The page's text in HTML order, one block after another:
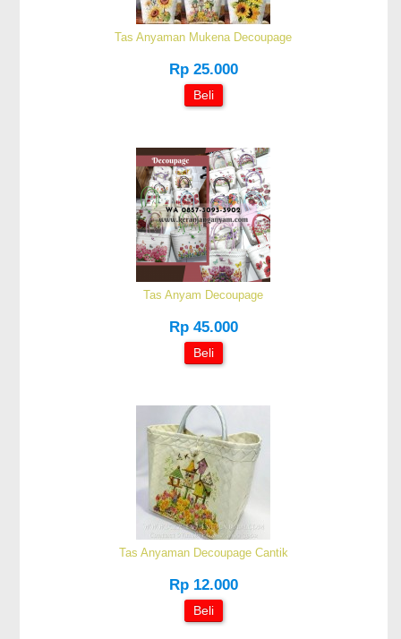
Tas Anyaman Mukena Decoupage
Rp 25.000
Beli
Tas Anyam Decoupage
Rp 45.000
Beli
Tas Anyaman Decoupage Cantik
Rp 12.000
Beli